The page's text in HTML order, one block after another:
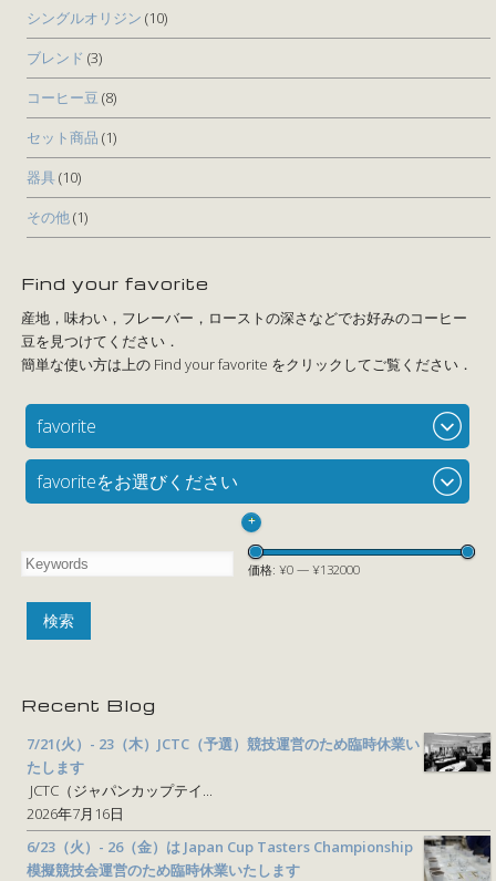
シングルオリジン (10)
ブレンド (3)
コーヒー豆 (8)
セット商品 (1)
器具(10)
その他(1)
Find your favorite
favorite
favoriteをお選びください
+
価格: ¥0— ¥132000
Recent Blog
7/21(火）- 23（木）JCTC（予選）競技運営のため臨時休業い
たします
JCTC（ジャパンカップテイ...
2026年7月16日
6/23（火）- 26（金）は Japan Cup Tasters Championship
模擬競技会運営のため臨時休業いたします